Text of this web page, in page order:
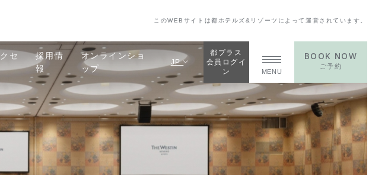
セ
採用情
報
オンラインショ
ップ
JP
都プラス
会員ログイ
ン
MENU
BOOK NOW
ご予約
このWEBサイトは都ホテルズ&リゾーツによって運営されています。